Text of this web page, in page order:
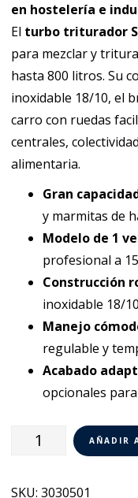
en hostelería e
El turbo triturador
para mezclar y
hasta 800 litros. Su
inoxidable 18/10, el
carro con ruedas
centrales,
alimentaria.
Gran
y marmitas de
Modelo de 1
profesional a
Construcción
inoxidable 18/
Manejo
regulable y
Acabado
opcionales
Turbo
AÑADIR
SKU:3030501